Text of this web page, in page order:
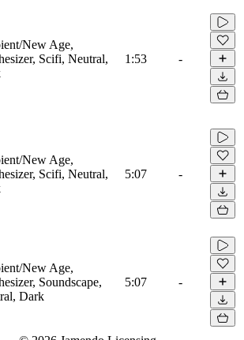
New Age,
Scifi, Neutral,
1:53 -
New Age,
Scifi, Neutral,
5:07 -
New Age,
Soundscape,
Dark
5:07 -